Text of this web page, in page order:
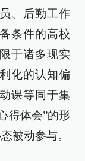
、后勤工作
条件的高校
于诸多现实
化的认知偏
课等同于集
得体会”的形
被动参与。